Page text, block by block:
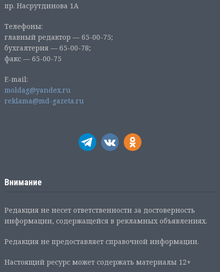
пр. Насрутдинова 1А
Телефоны:
главный редактор — 65-00-75;
бухгалтерия — 65-00-78;
факс — 65-00-75
E-mail:
moldag@yandex.ru
reklama@md-gazeta.ru
Внимание
Редакция не несет ответственности за достоверность
информации, содержащейся в рекламных объявлениях.
Редакция не предоставляет справочной информации.
Настоящий ресурс может содержать материалы 12+